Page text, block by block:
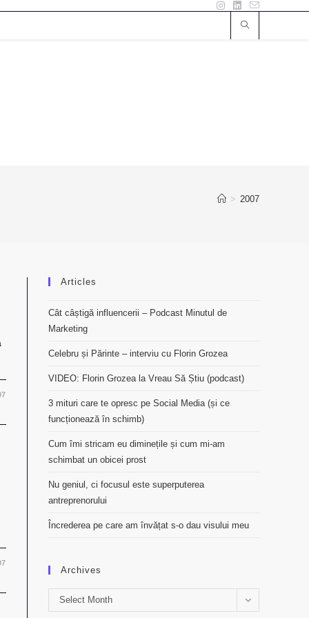
> 2007
Articles
Cât câștigă influencerii – Podcast Minutul de
Marketing
Celebru și Părinte – interviu cu Florin Grozea
VIDEO: Florin Grozea la Vreau Să Știu (podcast)
3 mituri care te opresc pe Social Media (și ce
funcționează în schimb)
Cum îmi stricam eu diminețile și cum mi-am
schimbat un obicei prost
Nu geniul, ci focusul este superputerea
antreprenorului
Încrederea pe care am învățat s-o dau visului meu
Archives
Archives
Select Month